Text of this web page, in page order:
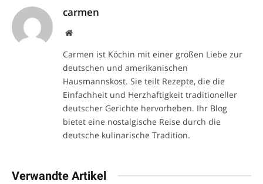
carmen
Website
Carmen ist Köchin mit einer großen Liebe zur
deutschen und amerikanischen
Hausmannskost. Sie teilt Rezepte, die die
Einfachheit und Herzhaftigkeit traditioneller
deutscher Gerichte hervorheben. Ihr Blog
bietet eine nostalgische Reise durch die
deutsche kulinarische Tradition.
Verwandte Artikel